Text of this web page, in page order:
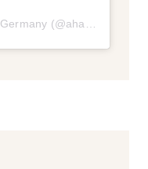
Ein Beitrag geteilt von AHAVA Germany (@ahava_germany)